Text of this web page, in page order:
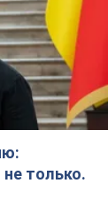
не только.